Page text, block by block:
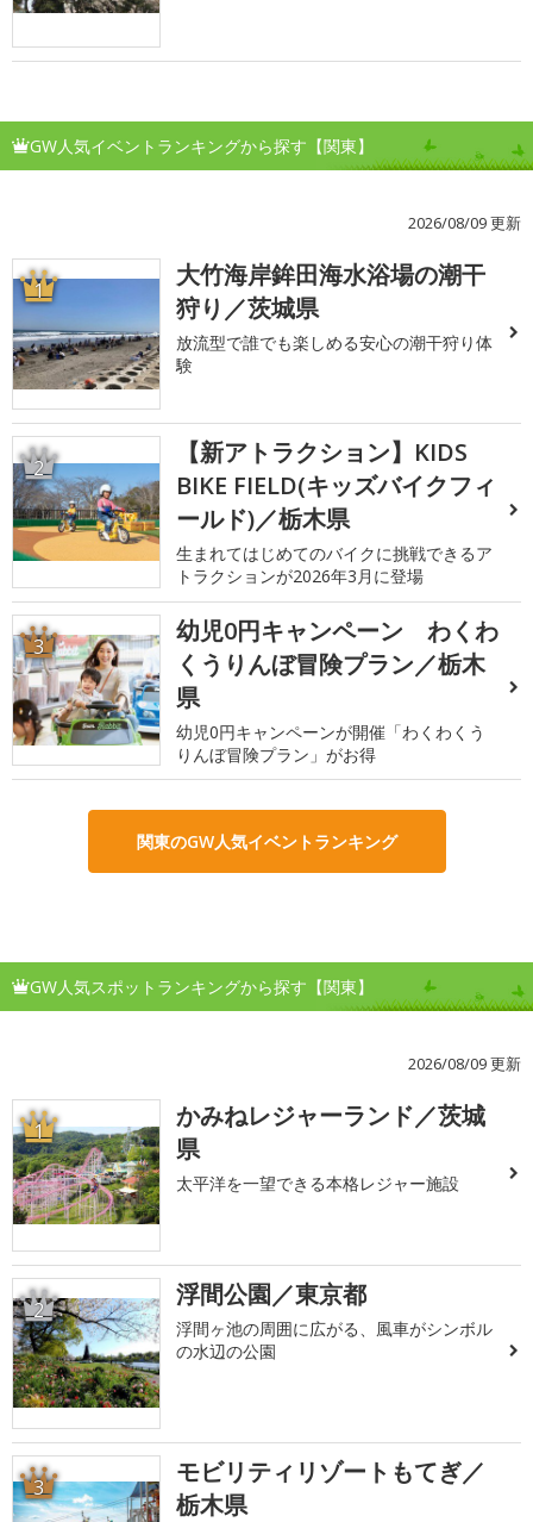
GW人気イベントランキングから探す【関東】
2026/08/09 更新
1
大竹海岸鉾田海水浴場の潮干
狩り／茨城県
放流型で誰でも楽しめる安心の潮干狩り体
験
2
【新アトラクション】KIDS
BIKE FIELD(キッズバイクフィ
ールド)／栃木県
生まれてはじめてのバイクに挑戦できるア
トラクションが2026年3月に登場
3
幼児0円キャンペーン わくわ
くうりんぼ冒険プラン／栃木
県
幼児0円キャンペーンが開催「わくわくう
りんぼ冒険プラン」がお得
関東のGW人気イベントランキング
GW人気スポットランキングから探す【関東】
2026/08/09 更新
1
かみねレジャーランド／茨城
県
太平洋を一望できる本格レジャー施設
2 浮間公園／東京都
浮間ヶ池の周囲に広がる、風車がシンボル
の水辺の公園
3
モビリティリゾートもてぎ／
栃木県